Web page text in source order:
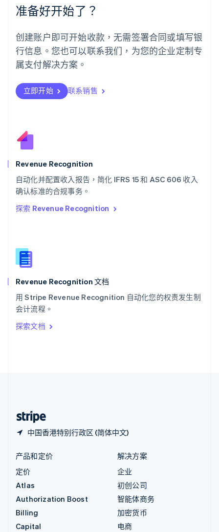
准备好开始了？
创建账户即可开始收款，无需签署合同或填写银
行信息。您也可以联系我们，为您的企业定制专
属支付解决方案。
立即开始 联系销售
Revenue Recognition
自动化并配置收入报告，简化 IFRS 15 和 ASC 606 收入
确认标准的合规事务。
探索 Revenue Recognition
Revenue Recognition 文档
用 Stripe Revenue Recognition 自动化您的权责发生制
会计流程。
探索文档
中国香港特别行政区 (简体中文)
墨西哥
EspañolEnglish
English
葡萄牙
PortuguêsEnglish
日本
瑞典
Svenska English
瑞士
English
斯洛文尼亚
Italiano
泰国
ไทยEnglish
English
English
新西兰
匈牙利
意大利
Italiano
印度
English
产品和定价
定价
Atlas
Authorization Boost
Billing
Capital
解决方案
企业
初创公司
智能体商务
加密货币
电商